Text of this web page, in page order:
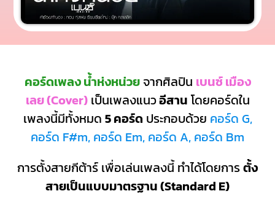
คอร์ดเพลง น้ำห่งหน่วยจากศิลปิน เบนซ์ เมือง
เลย (Cover)เป็นเพลงแนวอีสาน โดยคอร์ดใน
เพลงนี้มีทั้งหมด 5 คอร์ด ประกอบด้วย คอร์ด G,
คอร์ด F#m, คอร์ด Em, คอร์ด A, คอร์ด Bm
การตั้งสายกีต้าร์ เพื่อเล่นเพลงนี้ ทำได้โดยการตั้ง
สายเป็นแบบมาตรฐาน (Standard E)